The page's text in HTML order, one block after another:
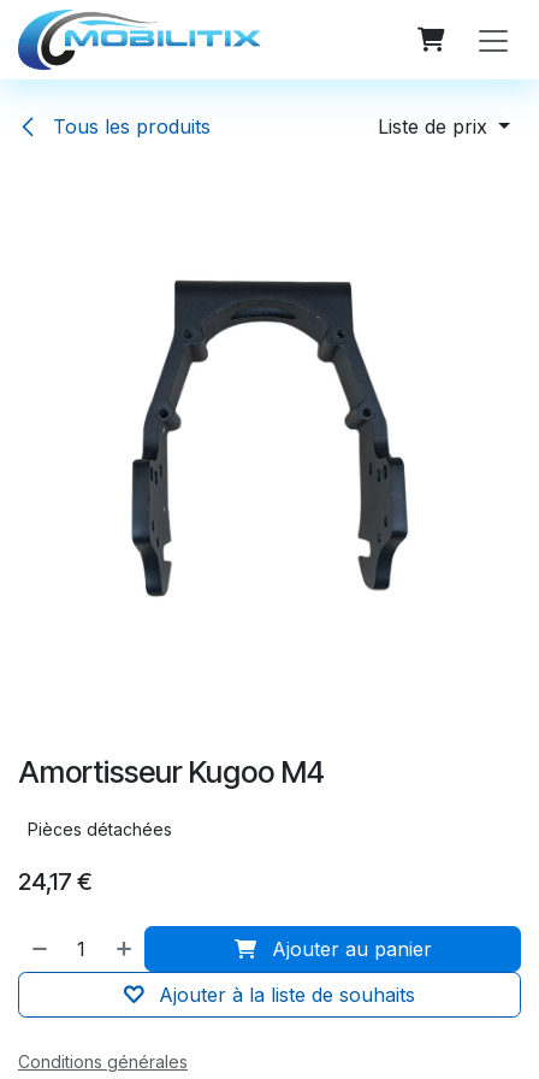
Se rendre au contenu
Tous les produits Liste de prix
Amortisseur Kugoo M4
Pièces détachées
24,17 €
Ajouter au panier
Ajouter à la liste de souhaits
Conditions générales